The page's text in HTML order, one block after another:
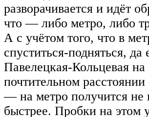
разворачивается и идёт
что — либо метро, либо
А с учётом того, что в
спуститься-подняться,
Павелецкая-Кольцевая на
почтительном расстоянии
— на метро получится не
быстрее. Пробки на этом